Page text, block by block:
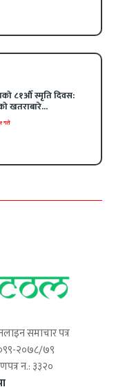
८१औँ स्मृति दिवस:
खतराबारे...
गते
समाचार पत्र
२०७८/७९
न.: ३३२०